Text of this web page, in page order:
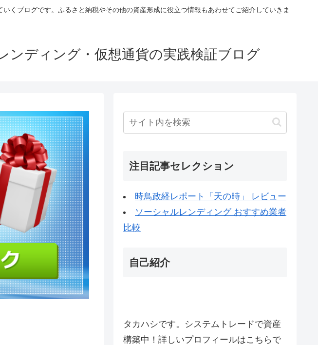
くブログです。ふるさと納税やその他の資産形成に役立つ情報もあわせてご紹介していきま
ンディング・仮想通貨の実践検証ブログ
注目記事セレクション
時鳥政経レポート「天の時」 レビュー
ソーシャルレンディング おすすめ業者
比較
自己紹介
タカハシです。システムトレードで資産
構築中！詳しいプロフィールはこちらで